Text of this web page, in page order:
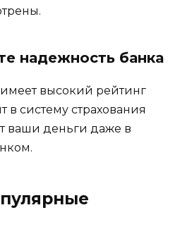
надежность банка
высокий рейтинг
в систему страхования
ваши деньги даже в